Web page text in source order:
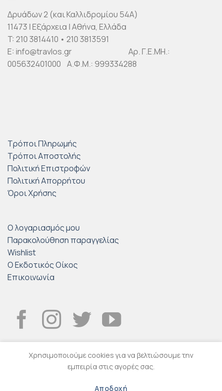
Δρυάδων 2 (και Καλλιδρομίου 54Α)
11473 | Εξάρχεια | Αθήνα, Ελλάδα
T: 210 3814410 • 210 3813591
E: info@travlos.gr Αρ. Γ.Ε.ΜΗ.:
005632401000 Α.Φ.Μ.: 999334288
Τρόποι Πληρωμής
Τρόποι Αποστολής
Πολιτική Επιστροφών
Πολιτική Απορρήτου
Όροι Χρήσης
Ο λογαριασμός μου
Παρακολούθηση παραγγελίας
Wishlist
Ο Εκδοτικός Οίκος
Επικοινωνία
Χρησιμοποιούμε cookies για να βελτιώσουμε την
εμπειρία στις αγορές σας.
Αποδοχή